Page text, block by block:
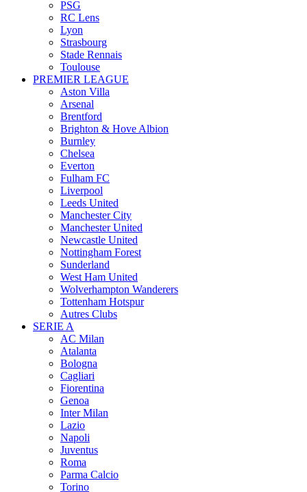
PSG
RC Lens
Lyon
Strasbourg
Stade Rennais
Toulouse
PREMIER LEAGUE
Aston Villa
Arsenal
Brentford
Brighton & Hove Albion
Burnley
Chelsea
Everton
Fulham FC
Liverpool
Leeds United
Manchester City
Manchester United
Newcastle United
Nottingham Forest
Sunderland
West Ham United
Wolverhampton Wanderers
Tottenham Hotspur
Autres Clubs
SERIE A
AC Milan
Atalanta
Bologna
Cagliari
Fiorentina
Genoa
Inter Milan
Lazio
Napoli
Juventus
Roma
Parma Calcio
Torino